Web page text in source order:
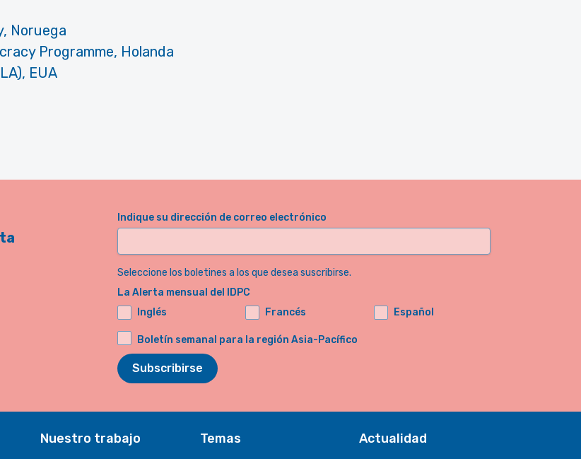
Noruega
Programme, Holanda
EUA
Indique su dirección de correo electrónico
Seleccione los boletines a los que desea suscribirse.
La Alerta mensual del IDPC
Inglés
Francés Español
Boletín semanal para la región Asia-Pacífico
Subscribirse
Nuestro trabajo Temas Actualidad